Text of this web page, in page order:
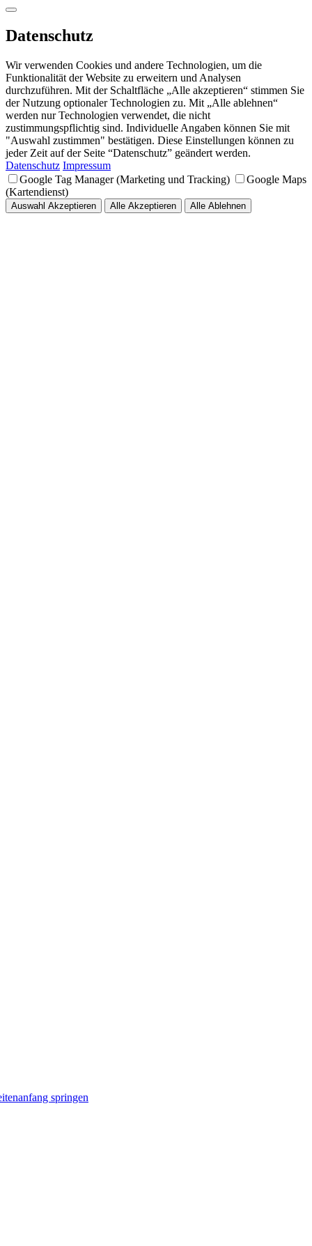
Datenschutz
Wir verwenden Cookies und andere Technologien, um die
Funktionalität der Website zu erweitern und Analysen
durchzuführen. Mit der Schaltfläche „Alle akzeptieren“ stimmen Sie
der Nutzung optionaler Technologien zu. Mit „Alle ablehnen“
werden nur Technologien verwendet, die nicht
zustimmungspflichtig sind. Individuelle Angaben können Sie mit
"Auswahl zustimmen" bestätigen. Diese Einstellungen können zu
jeder Zeit auf der Seite “Datenschutz” geändert werden.
Datenschutz Impressum
Google Tag Manager (Marketing und Tracking)
Google Maps
(Kartendienst)
Auswahl Akzeptieren Alle Akzeptieren Alle Ablehnen